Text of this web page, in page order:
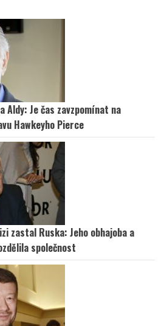
Aldy: Je čas zavzpomínat na
Hawkeyho Pierce
zastal Ruska: Jeho obhajoba a
společnost